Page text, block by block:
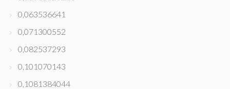
0,063536641
0,071300552
0,082537293
0,101070143
0,1081384044